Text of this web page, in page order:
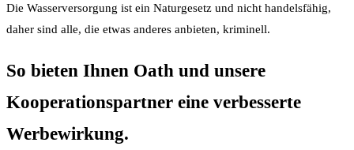
Die Wasserversorgung ist ein Naturgesetz und nicht handelsfähig,
daher sind alle, die etwas anderes anbieten, kriminell.
So bieten Ihnen Oath und unsere
Kooperationspartner eine verbesserte
Werbewirkung.